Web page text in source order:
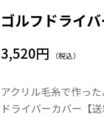
ゴルフドライ
3,520円 （税込）
アクリル毛糸で作っ
ドライバーカバー【送